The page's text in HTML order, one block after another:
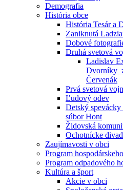
Demografia
História obce
História Tesár a
Zaniknutá
Dobové
Druhá svetová
Ladislav
Dvorníky
Červenák
Prvá svetová
Ľudový odev
Detský spevácky
súbor Hont
Židovská
Ochotnícke
Zaujímavosti v obci
Program
Program odpadového
Kultúra a šport
Akcie v obci